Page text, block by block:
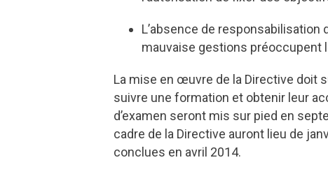
L’absence de
mauvaise gestions préoccupent
La mise en œuvre de la Directive doit
suivre une formation et obtenir leur
d’examen seront mis sur pied en
cadre de la Directive auront lieu de
conclues en avril 2014.